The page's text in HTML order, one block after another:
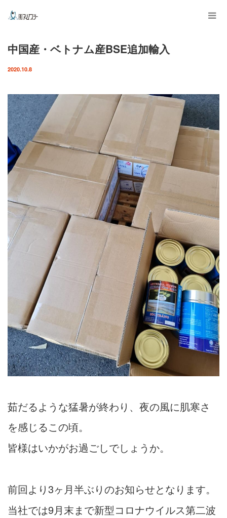
中国産・ベトナム産BSE追加輸入
2020.10.8
茹だるような猛暑が終わり、夜の風に肌寒さ
を感じるこの頃。
皆様はいかがお過ごしでしょうか。
前回より3ヶ月半ぶりのお知らせとなります。
当社では9月末まで新型コロナウイルス第二波